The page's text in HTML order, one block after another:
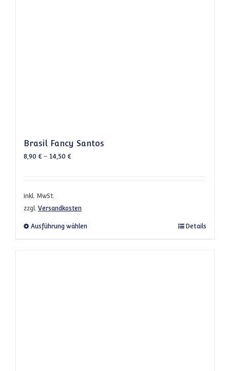
Brasil Fancy Santos
8,90 €– 14,50 €
inkl. MwSt.
zzgl. Versandkosten
Ausführung wählen Dieses Produkt weist mehrere Varianten
Details